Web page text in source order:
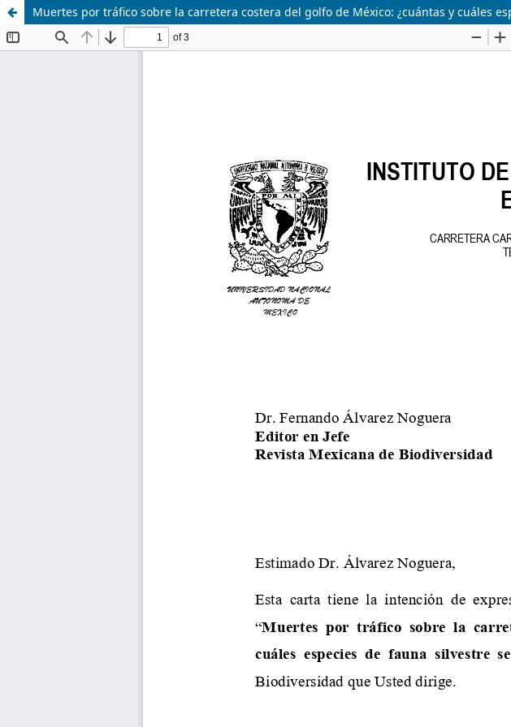
Muertes por tráfico sobre la carretera costera del golfo de México: ¿cuántas y cuáles